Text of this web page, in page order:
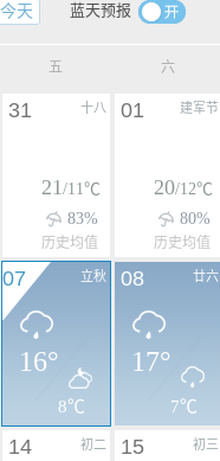
蓝天预报
今天
五 六
十八
31
21/11℃
83%
历史均值
建军节
01
20/12℃
80%
历史均值
立秋
07
16°
8℃
廿六
08
17°
7℃
初二
14 初三
15